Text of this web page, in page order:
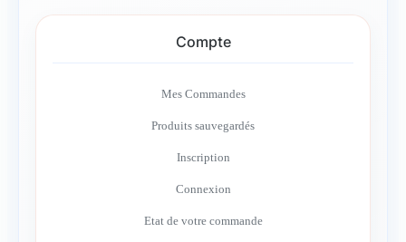
Compte
Mes Commandes
Produits sauvegardés
Inscription
Connexion
Etat de votre commande